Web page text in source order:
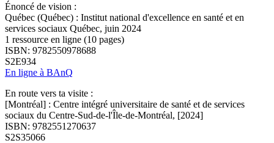
Énoncé de vision :
Québec (Québec) : Institut national d'excellence en santé et en
services sociaux Québec, juin 2024
1 ressource en ligne (10 pages)
ISBN: 9782550978688
S2E934
En ligne à BAnQ
En route vers ta visite :
[Montréal] : Centre intégré universitaire de santé et de services
sociaux du Centre-Sud-de-l'Île-de-Montréal, [2024]
ISBN: 9782551270637
S2S35066